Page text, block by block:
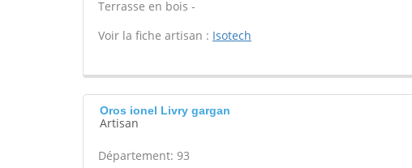
Terrasse en bois -
Voir la fiche artisan : Isotech
Oros ionel Livry gargan
Artisan
Département: 93